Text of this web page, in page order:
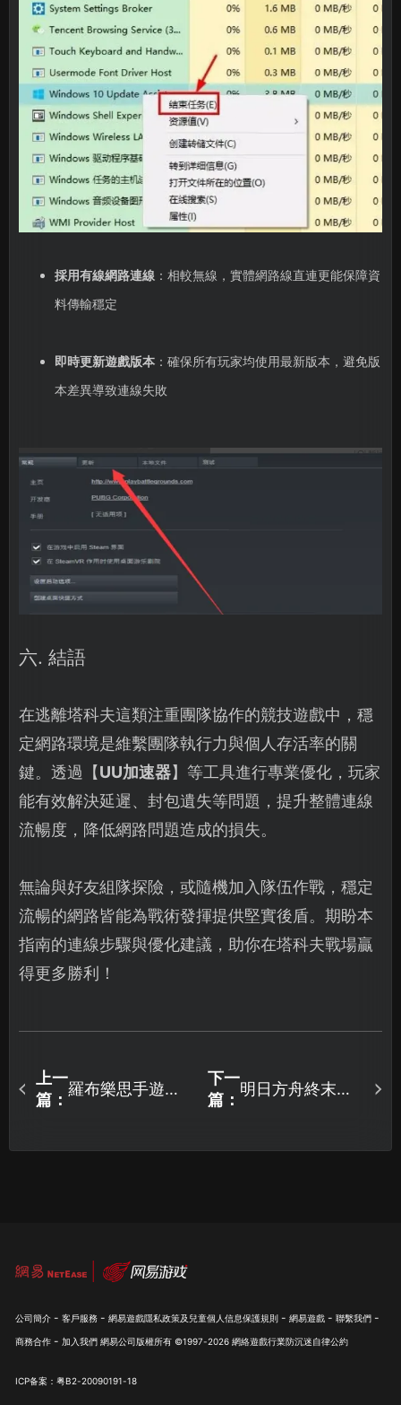
採用有線網路連線 ：相較無線，實體網路線直連更能保障資
料傳輸穩定
即時更新遊戲版本：確保所有玩家均使用最新版本，避免版
本差異導致連線失敗
六. 結語
在逃離塔科夫這類注重團隊協作的競技遊戲中，穩
定網路環境是維繫團隊執行力與個人存活率的關
鍵。透過【UU加速器】等工具進行專業優化，玩家
能有效解決延遲、封包遺失等問題，提升整體連線
流暢度，降低網路問題造成的損失。
無論與好友組隊探險，或隨機加入隊伍作戰，穩定
流暢的網路皆能為戰術發揮提供堅實後盾。期盼本
指南的連線步驟與優化建議，助你在塔科夫戰場贏
得更多勝利！
上一
篇：
羅布樂思手遊加
暢玩體驗！
下一
篇：
明日方舟終末地
略！
公司簡介 - 客戶服務 - 網易遊戲隱私政策及兒童個人信息保護規則 - 網易遊戲 - 聯繫我們 -
商務合作 - 加入我們 網易公司版權所有 ©1997-2026 網絡遊戲行業防沉迷自律公約
ICP备案：粤B2-20090191-18